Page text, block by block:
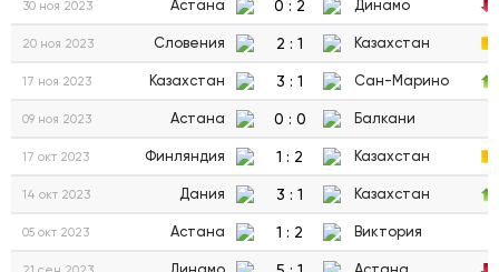
30 ноя 2023 Астана 0 : 2 Динамо
20 ноя 2023 Словения 2 : 1 Казахстан
17 ноя 2023 Казахстан 3 : 1 Сан-Марино
09 ноя 2023 Астана 0 : 0 Балкани
17 окт 2023 Финляндия 1 : 2 Казахстан
14 окт 2023 Дания 3 : 1 Казахстан
05 окт 2023 Астана 1 : 2 Виктория